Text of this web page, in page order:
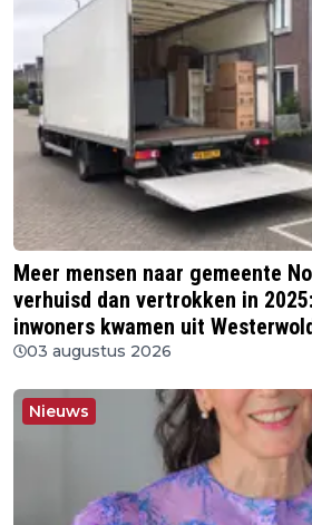
Meer mensen naar gemeente
verhuisd dan vertrokken in
inwoners kwamen uit
03 augustus 2026
Nieuws